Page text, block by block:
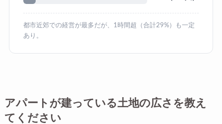
都市近郊での経営が最多だが、1時間超（合計29%）も一定
あり。
アパートが建っている土地の広さを教え
てください